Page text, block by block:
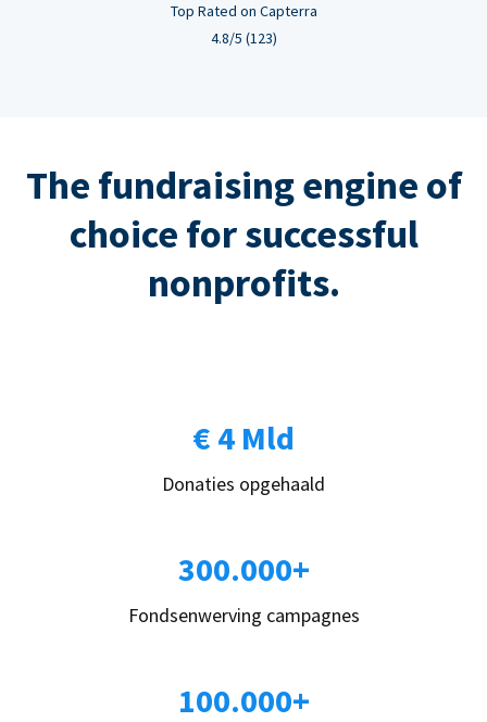
Top Rated on Capterra
4.8/5 (123)
The fundraising engine of
choice for successful
nonprofits.
€ 4 Mld
Donaties opgehaald
300.000+
Fondsenwerving campagnes
100.000+